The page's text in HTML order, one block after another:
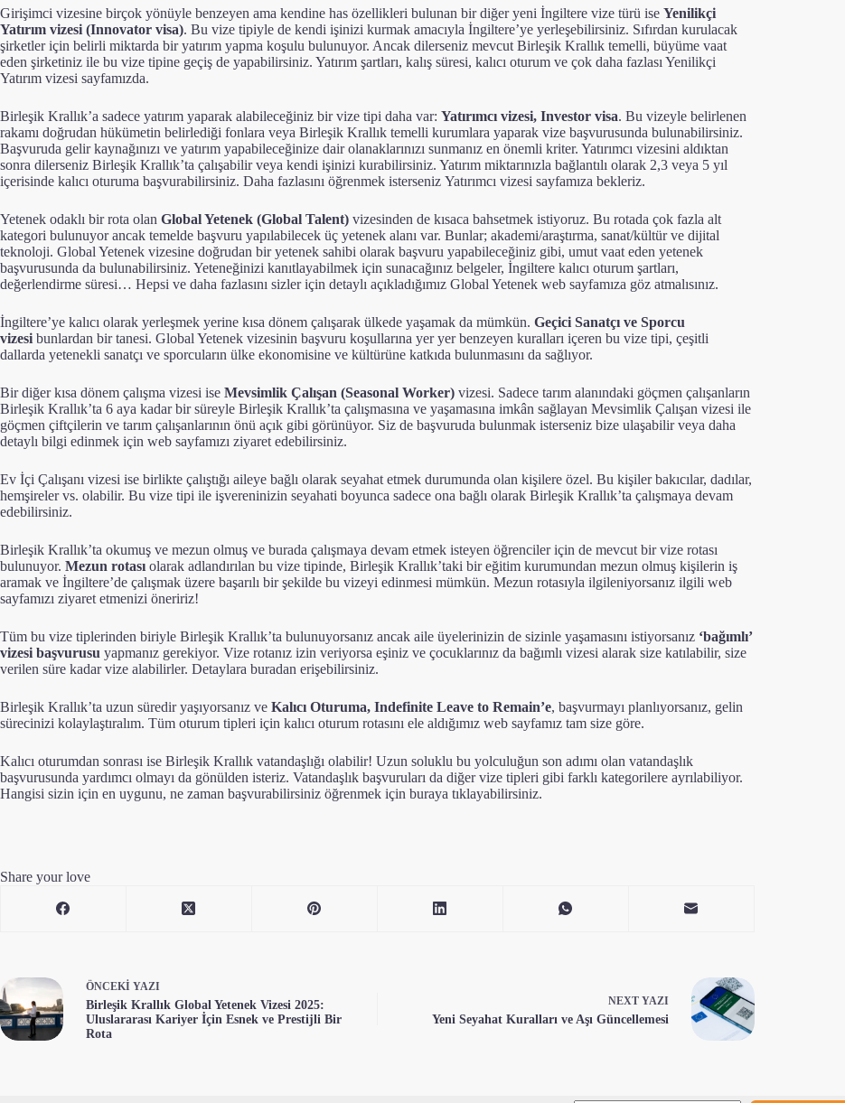
Girişimci vizesine birçok yönüyle benzeyen ama kendine has özellikleri bulunan bir diğer yeni İngiltere vize türü ise Yenilikçi
Yatırım vizesi (Innovator visa). Bu vize tipiyle de kendi işinizi kurmak amacıyla İngiltere’ye yerleşebilirsiniz. Sıfırdan kurulacak
şirketler için belirli miktarda bir yatırım yapma koşulu bulunuyor. Ancak dilerseniz mevcut Birleşik Krallık temelli, büyüme vaat
eden şirketiniz ile bu vize tipine geçiş de yapabilirsiniz. Yatırım şartları, kalış süresi, kalıcı oturum ve çok daha fazlası Yenilikçi
Yatırım vizesi sayfamızda.
Birleşik Krallık’a sadece yatırım yaparak alabileceğiniz bir vize tipi daha var: Yatırımcı vizesi, Investor visa. Bu vizeyle belirlenen
rakamı doğrudan hükümetin belirlediği fonlara veya Birleşik Krallık temelli kurumlara yaparak vize başvurusunda bulunabilirsiniz.
Başvuruda gelir kaynağınızı ve yatırım yapabileceğinize dair olanaklarınızı sunmanız en önemli kriter. Yatırımcı vizesini aldıktan
sonra dilerseniz Birleşik Krallık’ta çalışabilir veya kendi işinizi kurabilirsiniz. Yatırım miktarınızla bağlantılı olarak 2,3 veya 5 yıl
içerisinde kalıcı oturuma başvurabilirsiniz. Daha fazlasını öğrenmek isterseniz Yatırımcı vizesi sayfamıza bekleriz.
Yetenek odaklı bir rota olan Global Yetenek (Global Talent) vizesinden de kısaca bahsetmek istiyoruz. Bu rotada çok fazla alt
kategori bulunuyor ancak temelde başvuru yapılabilecek üç yetenek alanı var. Bunlar; akademi/araştırma, sanat/kültür ve dijital
teknoloji. Global Yetenek vizesine doğrudan bir yetenek sahibi olarak başvuru yapabileceğiniz gibi, umut vaat eden yetenek
başvurusunda da bulunabilirsiniz. Yeteneğinizi kanıtlayabilmek için sunacağınız belgeler, İngiltere kalıcı oturum şartları,
değerlendirme süresi… Hepsi ve daha fazlasını sizler için detaylı açıkladığımız Global Yetenek web sayfamıza göz atmalısınız.
İngiltere’ye kalıcı olarak yerleşmek yerine kısa dönem çalışarak ülkede yaşamak da mümkün. Geçici Sanatçı ve Sporcu
vizesi bunlardan bir tanesi. Global Yetenek vizesinin başvuru koşullarına yer yer benzeyen kuralları içeren bu vize tipi, çeşitli
dallarda yetenekli sanatçı ve sporcuların ülke ekonomisine ve kültürüne katkıda bulunmasını da sağlıyor.
Bir diğer kısa dönem çalışma vizesi ise Mevsimlik Çalışan (Seasonal Worker) vizesi. Sadece tarım alanındaki göçmen çalışanların
Birleşik Krallık’ta 6 aya kadar bir süreyle Birleşik Krallık’ta çalışmasına ve yaşamasına imkân sağlayan Mevsimlik Çalışan vizesi ile
göçmen çiftçilerin ve tarım çalışanlarının önü açık gibi görünüyor. Siz de başvuruda bulunmak isterseniz bize ulaşabilir veya daha
detaylı bilgi edinmek için web sayfamızı ziyaret edebilirsiniz.
Ev İçi Çalışanı vizesi ise birlikte çalıştığı aileye bağlı olarak seyahat etmek durumunda olan kişilere özel. Bu kişiler bakıcılar, dadılar,
hemşireler vs. olabilir. Bu vize tipi ile işvereninizin seyahati boyunca sadece ona bağlı olarak Birleşik Krallık’ta çalışmaya devam
edebilirsiniz.
Birleşik Krallık’ta okumuş ve mezun olmuş ve burada çalışmaya devam etmek isteyen öğrenciler için de mevcut bir vize rotası
bulunuyor. Mezun rotası olarak adlandırılan bu vize tipinde, Birleşik Krallık’taki bir eğitim kurumundan mezun olmuş kişilerin iş
aramak ve İngiltere’de çalışmak üzere başarılı bir şekilde bu vizeyi edinmesi mümkün. Mezun rotasıyla ilgileniyorsanız ilgili web
sayfamızı ziyaret etmenizi öneririz!
Tüm bu vize tiplerinden biriyle Birleşik Krallık’ta bulunuyorsanız ancak aile üyelerinizin de sizinle yaşamasını istiyorsanız ‘bağımlı’
vizesi başvurusu yapmanız gerekiyor. Vize rotanız izin veriyorsa eşiniz ve çocuklarınız da bağımlı vizesi alarak size katılabilir, size
verilen süre kadar vize alabilirler. Detaylara buradan erişebilirsiniz.
Birleşik Krallık’ta uzun süredir yaşıyorsanız ve Kalıcı Oturuma, Indefinite Leave to Remain’e, başvurmayı planlıyorsanız, gelin
sürecinizi kolaylaştıralım. Tüm oturum tipleri için kalıcı oturum rotasını ele aldığımız web sayfamız tam size göre.
Kalıcı oturumdan sonrası ise Birleşik Krallık vatandaşlığı olabilir! Uzun soluklu bu yolculuğun son adımı olan vatandaşlık
başvurusunda yardımcı olmayı da gönülden isteriz. Vatandaşlık başvuruları da diğer vize tipleri gibi farklı kategorilere ayrılabiliyor.
Hangisi sizin için en uygunu, ne zaman başvurabilirsiniz öğrenmek için buraya tıklayabilirsiniz.
Share your love
ÖNCEKI YAZI
Birleşik Krallık Global Yetenek Vizesi 2025:
Uluslararası Kariyer İçin Esnek ve Prestijli Bir
Rota
NEXT YAZI
Yeni Seyahat Kuralları ve Aşı Güncellemesi